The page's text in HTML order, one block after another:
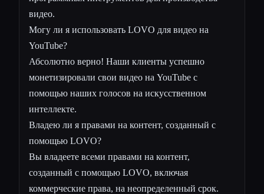
видео.
Могу ли я использовать LOVO для видео на
YouTube?
Абсолютно верно! Наши клиенты успешно
монетизировали свои видео на YouTube с
помощью наших голосов на искусственном
интеллекте.
Владею ли я правами на контент, созданный с
помощью LOVO?
Вы владеете всеми правами на контент,
созданный с помощью LOVO, включая
коммерческие права, на неопределенный срок.